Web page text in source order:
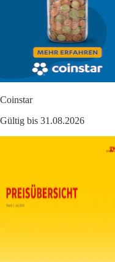
Coinstar
Gültig bis 31.08.2026